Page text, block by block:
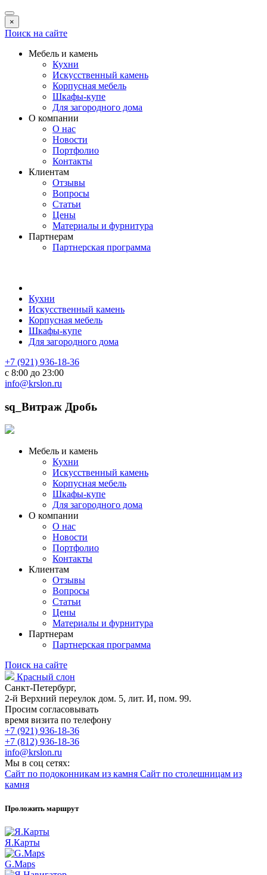
×
Поиск на сайте
Мебель и камень
Кухни
Искусственный камень
Корпусная мебель
Шкафы-купе
Для загородного дома
О компании
О нас
Новости
Портфолио
Контакты
Клиентам
Отзывы
Вопросы
Статьи
Цены
Материалы и фурнитура
Партнерам
Партнерская программа
Кухни
Искусственный камень
Корпусная мебель
Шкафы-купе
Для загородного дома
+7 (921) 936-18-36
с 8:00 до 23:00
info@krslon.ru
sq_Витраж Дробь
Мебель и камень
Кухни
Искусственный камень
Корпусная мебель
Шкафы-купе
Для загородного дома
О компании
О нас
Новости
Портфолио
Контакты
Клиентам
Отзывы
Вопросы
Статьи
Цены
Материалы и фурнитура
Партнерам
Партнерская программа
Поиск на сайте
Красный слон
Санкт-Петербург,
2-й Верхний переулок дом. 5, лит. И, пом. 99.
Просим согласовывать
время визита по телефону
+7 (921) 936-18-36
+7 (812) 936-18-36
info@krslon.ru
Мы в соц сетях:
Сайт по подоконникам из камня Сайт по столешницам из
камня
Проложить маршрут
Я.Карты
G.Maps